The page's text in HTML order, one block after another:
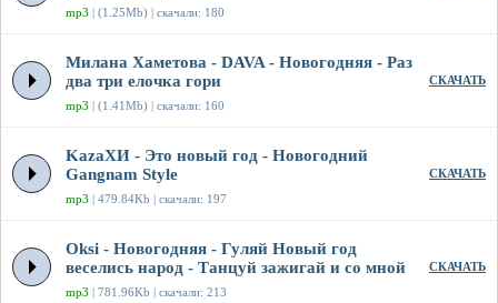
mp3 | (1.25Mb) | скачали: 180
Милана Хаметова - DAVA - Новогодняя - Раз
два три елочка гори
mp3 | (1.41Mb) | скачали: 160
СКАЧАТЬ
KazaХИ - Это новый год - Новогодний
Gangnam Style
mp3 | 479.84Kb | скачали: 197
СКАЧАТЬ
Oksi - Новогодняя - Гуляй Новый год
веселись народ - Танцуй зажигай и со мной
mp3 | 781.96Kb | скачали: 213
СКАЧАТЬ